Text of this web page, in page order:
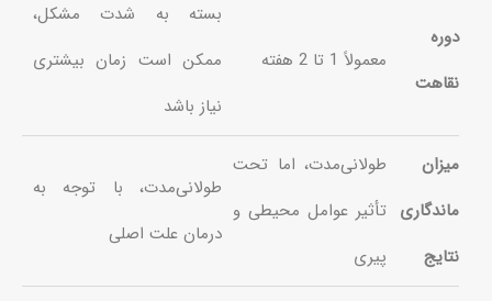
دوره
نقاهت
معمولاً 1 تا 2 هفته
بسته به شدت مشکل،
ممکن است زمان بیشتری
نیاز باشد
میزان
ماندگاری
نتایج
طولانی‌مدت، اما تحت
تأثیر عوامل محیطی و
پیری
طولانی‌مدت، با توجه به
درمان علت اصلی